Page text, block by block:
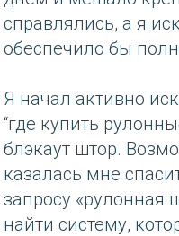
справлялись, а я
обеспечило бы
Я начал активно
“где купить
блэкаут штор.
казалась мне
запросу «рулонная
найти систему,